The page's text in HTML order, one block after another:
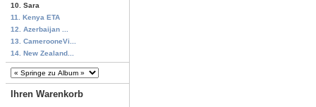
10. Sara
11. Kenya ETA
12. Azerbaijan ...
13. CamerooneVi...
14. New Zealand...
Ihren Warenkorb